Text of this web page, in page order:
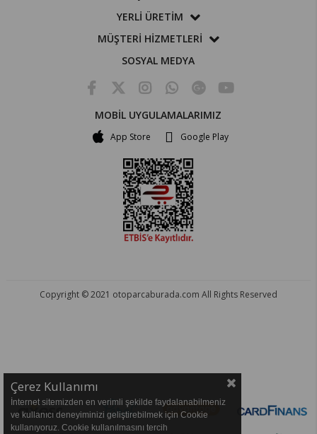
YERLİ ÜRETİM
MÜŞTERİ HİZMETLERİ
SOSYAL MEDYA
MOBİL UYGULAMALARIMIZ
App Store Google Play
Copyright © 2021 otoparcaburada.com All Rights Reserved
Çerez Kullanımı
İnternet sitemizden en verimli şekilde faydalanabilmeniz
ve kullanıcı deneyiminizi geliştirebilmek için Cookie
kullanıyoruz. Cookie kullanılmasını tercih